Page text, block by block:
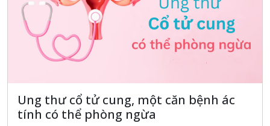
Ung thư cổ tử cung, một căn bệnh ác
tính có thể phòng ngừa